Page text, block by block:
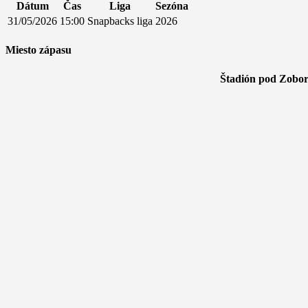
Dátum Čas Liga
Sezóna
31/05/2026 15:00 Snapbacks liga 2026
Miesto zápasu
Štadión pod